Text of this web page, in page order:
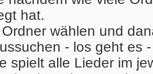
hat.
wählen und
- los geht es
spielt alle Lieder im